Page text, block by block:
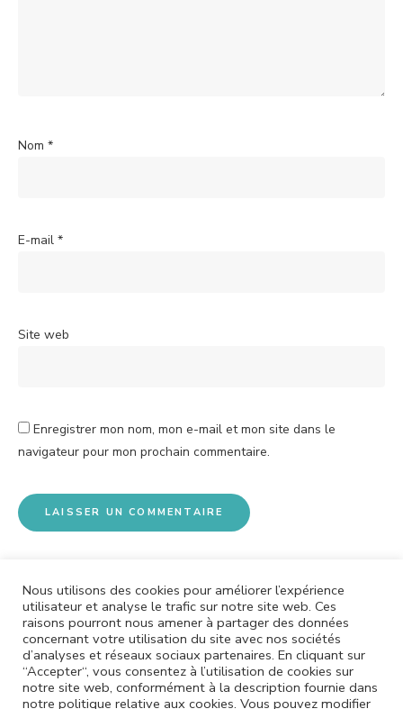
Nom *
E-mail *
Site web
Enregistrer mon nom, mon e-mail et mon site dans le
navigateur pour mon prochain commentaire.
MENTIONS LÉGALES
POLITIQUE DE CONFIDENTIALITÉ
Nous utilisons des cookies pour améliorer l’expérience
utilisateur et analyse le trafic sur notre site web. Ces
raisons pourront nous amener à partager des données
concernant votre utilisation du site avec nos sociétés
d’analyses et réseaux sociaux partenaires. En cliquant sur
“Accepter“, vous consentez à l’utilisation de cookies sur
notre site web, conformément à la description fournie dans
notre politique relative aux cookies. Vous pouvez modifier